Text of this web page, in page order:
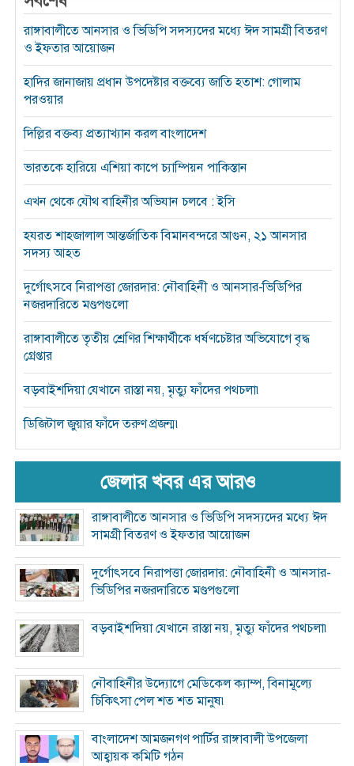
রাঙ্গাবালীতে আনসার ও ভিডিপি সদস্যদের মধ্যে ঈদ সামগ্রী বিতরণ
ও ইফতার আয়োজন
হাদির জানাজায় প্রধান উপদেষ্টার বক্তব্যে জাতি হতাশ: গোলাম
পরওয়ার
দিল্লির বক্তব্য প্রত্যাখ্যান করল বাংলাদেশ
ভারতকে হারিয়ে এশিয়া কাপে চ্যাম্পিয়ন পাকিস্তান
এখন থেকে যৌথ বাহিনীর অভিযান চলবে : ইসি
হযরত শাহজালাল আন্তর্জাতিক বিমানবন্দরে আগুন, ২১ আনসার
সদস্য আহত
দুর্গোৎসবে নিরাপত্তা জোরদার: নৌবাহিনী ও আনসার-ভিডিপির
নজরদারিতে মণ্ডপগুলো
রাঙ্গাবালীতে তৃতীয় শ্রেণির শিক্ষার্থীকে ধর্ষণচেষ্টার অভিযোগে বৃদ্ধ
গ্রেপ্তার
বড়বাইশদিয়া যেখানে রাস্তা নয়, মৃত্যু ফাঁদের পথচলা৷
ডিজিটাল জুয়ার ফাঁদে তরুণ প্রজন্ম৷
জেলার খবর এর আরও
রাঙ্গাবালীতে আনসার ও ভিডিপি সদস্যদের মধ্যে ঈদ
সামগ্রী বিতরণ ও ইফতার আয়োজন
দুর্গোৎসবে নিরাপত্তা জোরদার: নৌবাহিনী ও আনসার-
ভিডিপির নজরদারিতে মণ্ডপগুলো
বড়বাইশদিয়া যেখানে রাস্তা নয়, মৃত্যু ফাঁদের পথচলা৷
নৌবাহিনীর উদ্যোগে মেডিকেল ক্যাম্প, বিনামূল্যে
চিকিৎসা পেল শত শত মানুষ৷
বাংলাদেশ আমজনগণ পার্টির রাঙ্গাবালী উপজেলা
আহ্বায়ক কমিটি গঠন